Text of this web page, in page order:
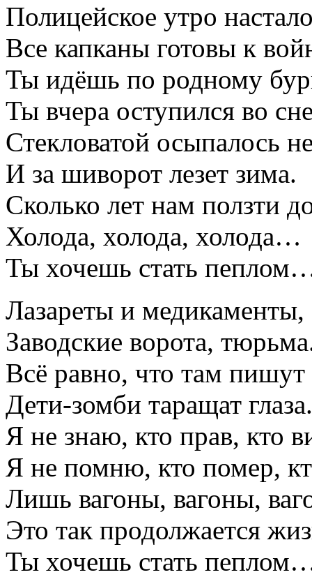
Полицейское утро
Все капканы готовы к
Ты идёшь по родному
Ты вчера оступился во
Стекловатой осыпалось
И за шиворот лезет зима.
Сколько лет нам ползти
Холода, холода, холода…
Ты хочешь стать
Лазареты и медикаменты,
Заводские ворота,
Всё равно, что там
Дети-зомби таращат глаза.
Я не знаю, кто прав, кто
Я не помню, кто помер,
Лишь вагоны, вагоны,
Это так продолжается
Ты хочешь стать